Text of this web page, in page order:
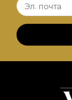
Эл. почта